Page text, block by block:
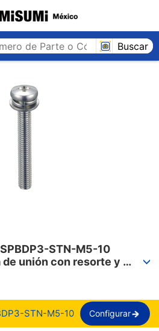
Buscar
STN-M5-10
unión con resorte y
【1-2,000 piezas por
STN-M5-10 Configurar